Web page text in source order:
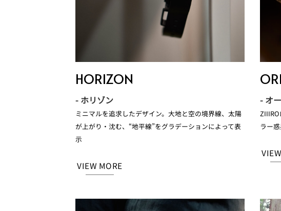
HORIZON
- ホリゾン
ミニマルを追求したデザイン。大地と空の境界線、太陽
が上がり・沈む、“地平線”をグラデーションによって表
示
VIEW MORE
- オ
ラー